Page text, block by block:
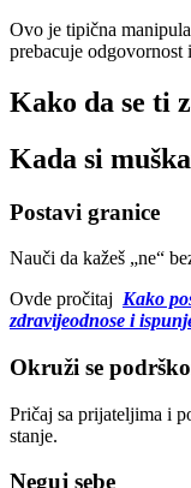
Ovo je tipična
prebacuje odgovornost
Kako da se ti
Kada si
Postavi granice
Nauči da kažeš „ne“
Ovde pročitaj Kako
zdravijeodnose i
Okruži se
Pričaj sa prijateljima i
stanje.
Neguj sebe